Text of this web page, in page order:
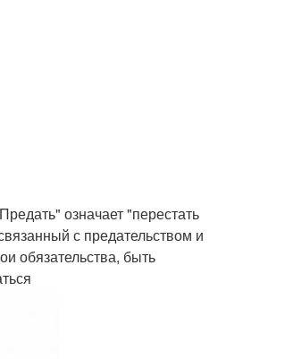
означает "перестать
с предательством и
обязательства, быть